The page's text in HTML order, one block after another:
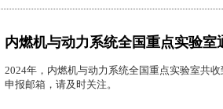
内燃机与动力系统全国重点实验室
2024年，内燃机与动力系统全国重点实验室共
申报邮箱，请及时关注。